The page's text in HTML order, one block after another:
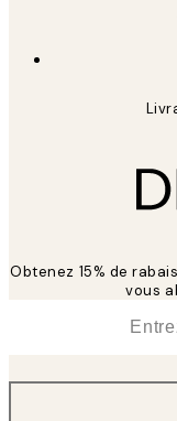
Obtenez 15% de
vous